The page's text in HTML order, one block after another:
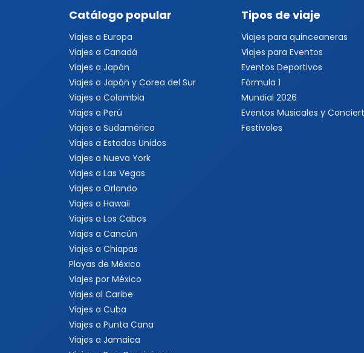
Catálogo popular
Viajes a Europa
Viajes a Canadá
Viajes a Japón
Viajes a Japón y Corea del Sur
Viajes a Colombia
Viajes a Perú
Viajes a Sudamérica
Viajes a Estados Unidos
Viajes a Nueva York
Viajes a Las Vegas
Viajes a Orlando
Viajes a Hawaii
Viajes a Los Cabos
Viajes a Cancún
Viajes a Chiapas
Playas de México
Viajes por México
Viajes al Caribe
Viajes a Cuba
Viajes a Punta Cana
Viajes a Jamaica
Tipos de viaje
Viajes para quinceaneras
Viajes para Eventos
Eventos Deportivos
Fórmula 1
Mundial 2026
Eventos Musicales y
Festivales